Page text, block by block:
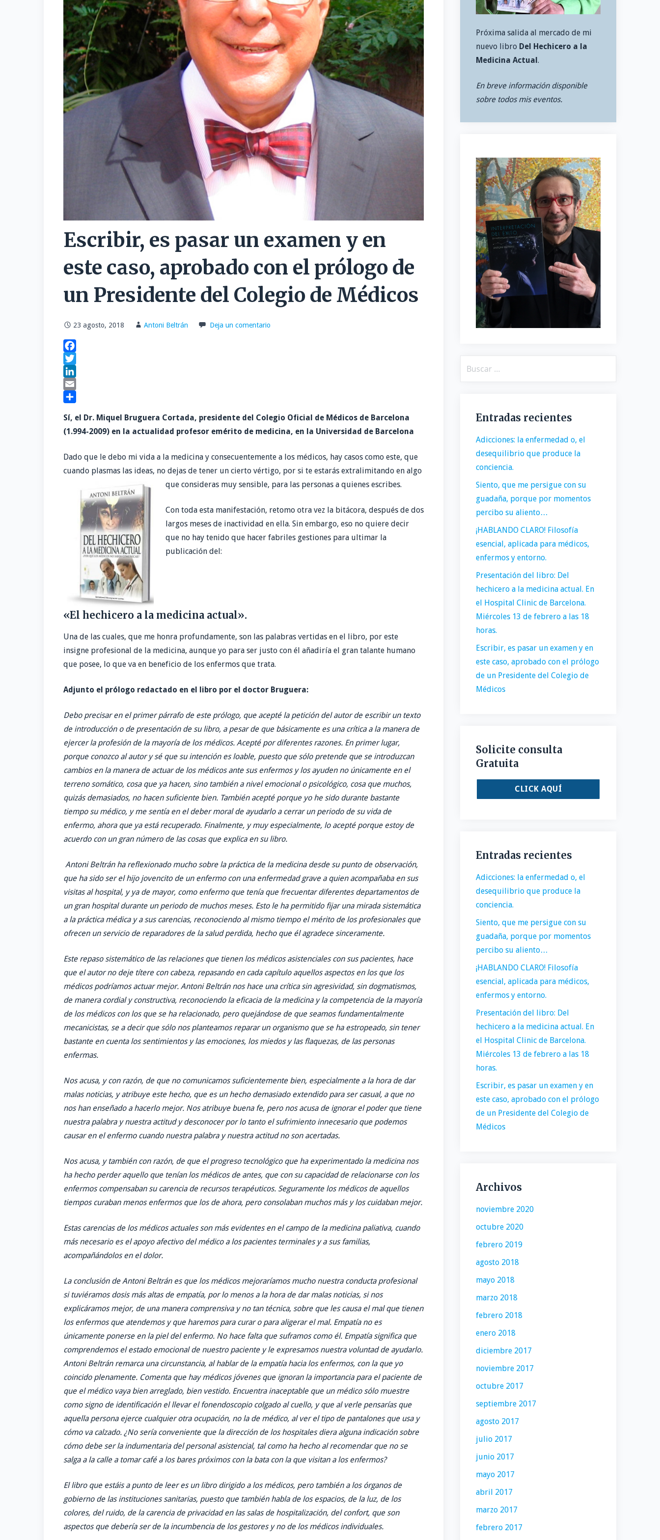
Escribir, es pasar un examen y en
este caso, aprobado con el prólogo de
un Presidente del Colegio de Médicos
23 agosto, 2018 Antoni Beltrán Deja un comentario
F
a
c
e
o
o
T
w
t
e
L
k
e
I
n
E
a
i
o
m
a
r
Sí, el Dr. Miquel Bruguera Cortada, presidente del Colegio Oficial de Médicos de Barcelona
(1.994-2009) en la actualidad profesor emérito de medicina, en la Universidad de Barcelona
Dado que le debo mi vida a la medicina y consecuentemente a los médicos, hay casos como este, que
cuando plasmas las ideas, no dejas de tener un cierto vértigo, por si te estarás extralimitando en algo
que consideras muy sensible, para las personas a quienes escribes.
Con toda esta manifestación, retomo otra vez la bitácora, después de dos
largos meses de inactividad en ella. Sin embargo, eso no quiere decir
que no hay tenido que hacer fabriles gestiones para ultimar la
publicación del:
«El hechicero a la medicina actual».
Una de las cuales, que me honra profundamente, son las palabras vertidas en el libro, por este
insigne profesional de la medicina, aunque yo para ser justo con él añadiría el gran talante humano
que posee, lo que va en beneficio de los enfermos que trata.
Adjunto el prólogo redactado en el libro por el doctor Bruguera:
Debo precisar en el primer párrafo de este prólogo, que acepté la petición del autor de escribir un texto
de introducción o de presentación de su libro, a pesar de que básicamente es una crítica a la manera de
ejercer la profesión de la mayoría de los médicos. Acepté por diferentes razones. En primer lugar,
porque conozco al autor y sé que su intención es loable, puesto que sólo pretende que se introduzcan
cambios en la manera de actuar de los médicos ante sus enfermos y los ayuden no únicamente en el
terreno somático, cosa que ya hacen, sino también a nivel emocional o psicológico, cosa que muchos,
quizás demasiados, no hacen suficiente bien. También acepté porque yo he sido durante bastante
tiempo su médico, y me sentía en el deber moral de ayudarlo a cerrar un periodo de su vida de
enfermo, ahora que ya está recuperado. Finalmente, y muy especialmente, lo acepté porque estoy de
acuerdo con un gran número de las cosas que explica en su libro.
Antoni Beltrán ha reflexionado mucho sobre la práctica de la medicina desde su punto de observación,
que ha sido ser el hijo jovencito de un enfermo con una enfermedad grave a quien acompañaba en sus
visitas al hospital, y ya de mayor, como enfermo que tenía que frecuentar diferentes departamentos de
un gran hospital durante un periodo de muchos meses. Esto le ha permitido fijar una mirada sistemática
a la práctica médica y a sus carencias, reconociendo al mismo tiempo el mérito de los profesionales que
ofrecen un servicio de reparadores de la salud perdida, hecho que él agradece sinceramente.
Este repaso sistemático de las relaciones que tienen los médicos asistenciales con sus pacientes, hace
que el autor no deje títere con cabeza, repasando en cada capítulo aquellos aspectos en los que los
médicos podríamos actuar mejor. Antoni Beltrán nos hace una crítica sin agresividad, sin dogmatismos,
de manera cordial y constructiva, reconociendo la eficacia de la medicina y la competencia de la mayoría
de los médicos con los que se ha relacionado, pero quejándose de que seamos fundamentalmente
mecanicistas, se a decir que sólo nos planteamos reparar un organismo que se ha estropeado, sin tener
bastante en cuenta los sentimientos y las emociones, los miedos y las flaquezas, de las personas
enfermas.
Nos acusa, y con razón, de que no comunicamos suficientemente bien, especialmente a la hora de dar
malas noticias, y atribuye este hecho, que es un hecho demasiado extendido para ser casual, a que no
nos han enseñado a hacerlo mejor. Nos atribuye buena fe, pero nos acusa de ignorar el poder que tiene
nuestra palabra y nuestra actitud y desconocer por lo tanto el sufrimiento innecesario que podemos
causar en el enfermo cuando nuestra palabra y nuestra actitud no son acertadas.
Nos acusa, y también con razón, de que el progreso tecnológico que ha experimentado la medicina nos
ha hecho perder aquello que tenían los médicos de antes, que con su capacidad de relacionarse con los
enfermos compensaban su carencia de recursos terapéuticos. Seguramente los médicos de aquellos
tiempos curaban menos enfermos que los de ahora, pero consolaban muchos más y los cuidaban mejor.
Estas carencias de los médicos actuales son más evidentes en el campo de la medicina paliativa, cuando
más necesario es el apoyo afectivo del médico a los pacientes terminales y a sus familias,
acompañándolos en el dolor.
La conclusión de Antoni Beltrán es que los médicos mejoraríamos mucho nuestra conducta profesional
si tuviéramos dosis más altas de empatía, por lo menos a la hora de dar malas noticias, si nos
explicáramos mejor, de una manera comprensiva y no tan técnica, sobre que les causa el mal que tienen
los enfermos que atendemos y que haremos para curar o para aligerar el mal. Empatía no es
únicamente ponerse en la piel del enfermo. No hace falta que suframos como él. Empatía significa que
comprendemos el estado emocional de nuestro paciente y le expresamos nuestra voluntad de ayudarlo.
Antoni Beltrán remarca una circunstancia, al hablar de la empatía hacia los enfermos, con la que yo
coincido plenamente. Comenta que hay médicos jóvenes que ignoran la importancia para el paciente de
que el médico vaya bien arreglado, bien vestido. Encuentra inaceptable que un médico sólo muestre
como signo de identificación el llevar el fonendoscopio colgado al cuello, y que al verle pensarías que
aquella persona ejerce cualquier otra ocupación, no la de médico, al ver el tipo de pantalones que usa y
cómo va calzado. ¿No sería conveniente que la dirección de los hospitales diera alguna indicación sobre
cómo debe ser la indumentaria del personal asistencial, tal como ha hecho al recomendar que no se
salga a la calle a tomar café a los bares próximos con la bata con la que visitan a los enfermos?
El libro que estáis a punto de leer es un libro dirigido a los médicos, pero también a los órganos de
gobierno de las instituciones sanitarias, puesto que también habla de los espacios, de la luz, de los
colores, del ruido, de la carencia de privacidad en las salas de hospitalización, del confort, que son
aspectos que debería ser de la incumbencia de los gestores y no de los médicos individuales.
Próxima salida al mercado de mi
nuevo libro Del Hechicero a la
Medicina Actual.
En breve información disponible
sobre todos mis eventos.
Entradas recientes
Adicciones: la enfermedad o, el
desequilibrio que produce la
conciencia.
Siento, que me persigue con su
guadaña, porque por momentos
percibo su aliento…
¡HABLANDO CLARO! Filosofía
esencial, aplicada para médicos,
enfermos y entorno.
Presentación del libro: Del
hechicero a la medicina actual. En
el Hospital Clinic de Barcelona.
Miércoles 13 de febrero a las 18
horas.
Escribir, es pasar un examen y en
este caso, aprobado con el prólogo
de un Presidente del Colegio de
Médicos
Solicite consulta
Gratuita
CLICK AQUÍ
Entradas recientes
Adicciones: la enfermedad o, el
desequilibrio que produce la
conciencia.
Siento, que me persigue con su
guadaña, porque por momentos
percibo su aliento…
¡HABLANDO CLARO! Filosofía
esencial, aplicada para médicos,
enfermos y entorno.
Presentación del libro: Del
hechicero a la medicina actual. En
el Hospital Clinic de Barcelona.
Miércoles 13 de febrero a las 18
horas.
Escribir, es pasar un examen y en
este caso, aprobado con el prólogo
de un Presidente del Colegio de
Médicos
Archivos
noviembre 2020
octubre 2020
febrero 2019
agosto 2018
mayo 2018
marzo 2018
febrero 2018
enero 2018
diciembre 2017
noviembre 2017
octubre 2017
septiembre 2017
agosto 2017
julio 2017
junio 2017
mayo 2017
abril 2017
marzo 2017
febrero 2017